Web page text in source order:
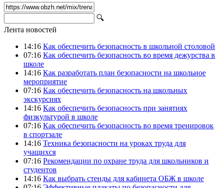
🔍
Лента новостей
14:16 Как обеспечить безопасность в школьной столовой
07:16 Как обеспечить безопасность во время дежурства в
школе
14:16 Как разработать план безопасности на школьное
мероприятие
07:16 Как обеспечить безопасность на школьных
экскурсиях
14:16 Как обеспечить безопасность при занятиях
физкультурой в школе
07:16 Как обеспечить безопасность во время тренировок
в спортзале
14:16 Техника безопасности на уроках труда для
учащихся
07:16 Рекомендации по охране труда для школьников и
студентов
14:16 Как выбрать стенды для кабинета ОБЖ в школе